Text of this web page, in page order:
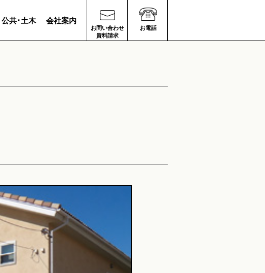
公共･土木 会社案内
お問い合わせ
資料請求
お電話